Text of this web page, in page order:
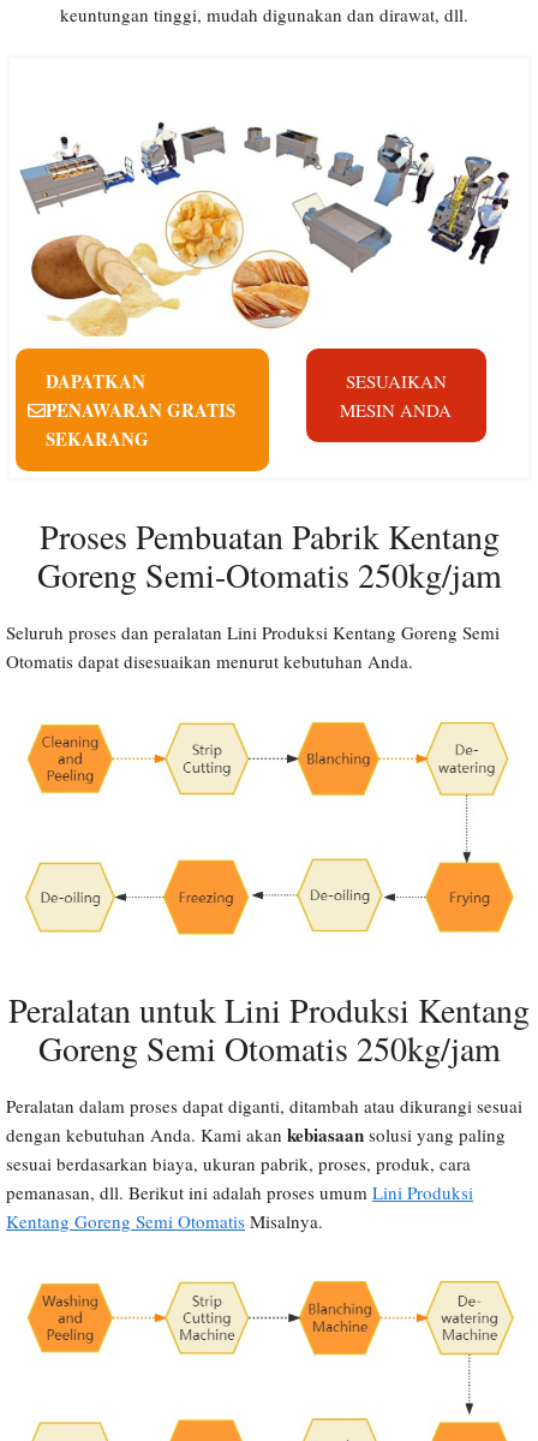
keuntungan tinggi, mudah digunakan dan dirawat, dll.
DAPATKAN
PENAWARAN GRATIS
SEKARANG
SESUAIKAN
MESIN ANDA
Proses Pembuatan Pabrik Kentang
Goreng Semi-Otomatis 250kg/jam
Seluruh proses dan peralatan Lini Produksi Kentang Goreng Semi
Otomatis dapat disesuaikan menurut kebutuhan Anda.
Peralatan untuk Lini Produksi Kentang
Goreng Semi Otomatis 250kg/jam
Peralatan dalam proses dapat diganti, ditambah atau dikurangi sesuai
dengan kebutuhan Anda. Kami akan kebiasaan solusi yang paling
sesuai berdasarkan biaya, ukuran pabrik, proses, produk, cara
pemanasan, dll. Berikut ini adalah proses umum Lini Produksi
Kentang Goreng Semi Otomatis Misalnya.